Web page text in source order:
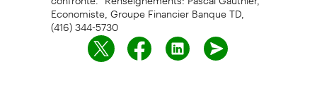
Economiste, Groupe Financier Banque TD,
(416) 344-5730